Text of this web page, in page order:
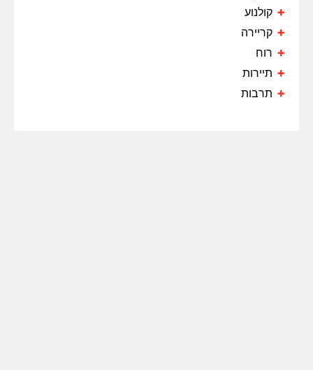
קולנוע
קריירה
רוח
תיירות
תרבות